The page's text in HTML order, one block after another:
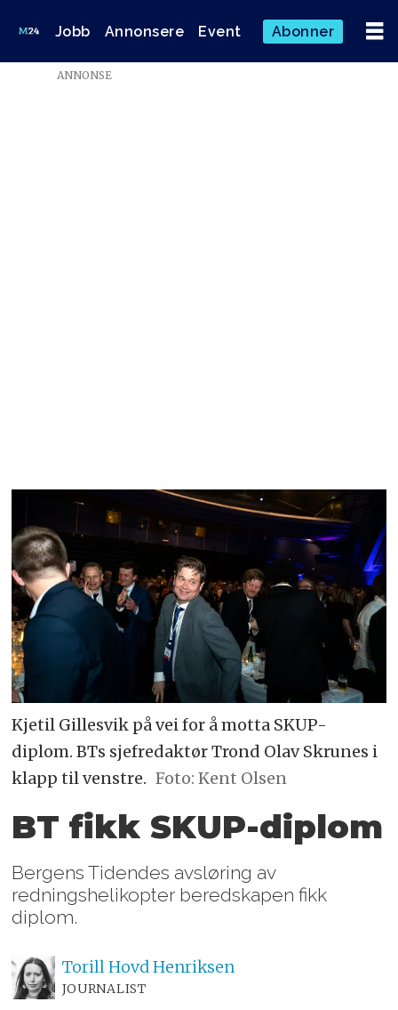
Jobb Annonsere Event Abonner
ANNONSE
Kjetil Gillesvik på vei for å motta SKUP-
diplom. BTs sjefredaktør Trond Olav Skrunes i
klapp til venstre. Foto: Kent Olsen
BT fikk SKUP-diplom
Bergens Tidendes avsløring av
redningshelikopter beredskapen fikk
diplom.
Torill HovdHenriksen
JOURNALIST